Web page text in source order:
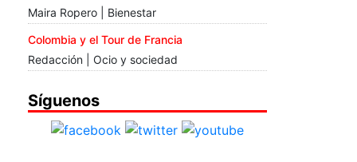
Maira Ropero | Bienestar
Colombia y el Tour de Francia
Redacción | Ocio y sociedad
Síguenos